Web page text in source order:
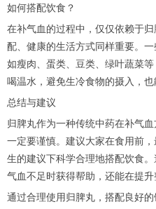
如何搭配饮食？
在补气血的过程中，仅仅依赖于
配、健康的生活方式同样重要。
如瘦肉、蛋类、豆类、绿叶蔬菜
喝温水，避免生冷食物的摄入，也
总结与建议
归脾丸作为一种传统中药在补气
一定要谨慎。建议大家在食用前
生的建议下科学合理地搭配饮食
气血不足时获得帮助，还能在提升
通过合理使用归脾丸，搭配良好